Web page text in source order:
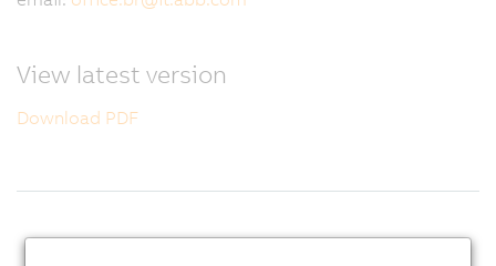
View latest version
Download PDF